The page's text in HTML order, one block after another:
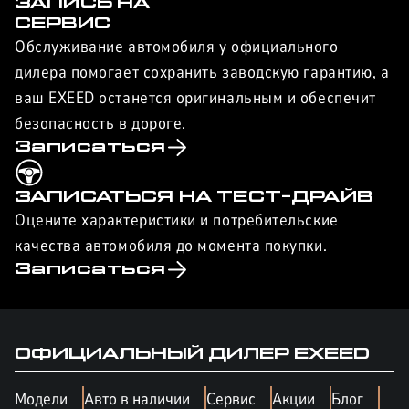
ЗАПИСЬ НА
СЕРВИС
Обслуживание автомобиля у официального
дилера помогает сохранить заводскую гарантию, а
ваш EXEED останется оригинальным и обеспечит
безопасность в дороге.
Записаться
ЗАПИСАТЬСЯ НА ТЕСТ-ДРАЙВ
Оцените характеристики и потребительские
качества автомобиля до момента покупки.
Записаться
ОФИЦИАЛЬНЫЙ ДИЛЕР EXEED
Модели Авто в наличии Сервис Акции Блог